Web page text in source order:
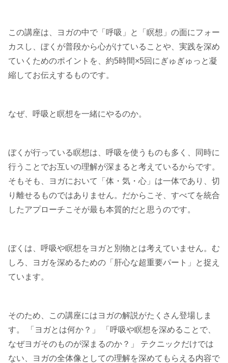
この講座は、ヨガの中で「呼吸」と「瞑想」の面にフォー
カスし、ぼくが普段から心がけていることや、実践を深め
ていくためのポイントを、約5時間×5回にぎゅぎゅっと凝
縮してお伝えするものです。
なぜ、呼吸と瞑想を一緒にやるのか。
ぼくが行っている瞑想は、呼吸を使うものも多く、同時に
行うことでお互いの理解が深まると考えているからです。
そもそも、ヨガにおいて「体・気・心」は一体であり、切
り離せるものではありません。だからこそ、すべてを統合
したアプローチこそが最も本質的だと思うのです。
ぼくは、呼吸や瞑想をヨガと別物とは考えていません。む
しろ、ヨガを深めるための「肝心な超重要パート」と捉え
ています。
そのため、この講座にはヨガの解説がたくさん登場しま
す。 「ヨガとは何か？」 「呼吸や瞑想を深めることで、
なぜヨガそのものが深まるのか？」 テクニックだけでは
ない、ヨガの全体像としての理解を深めてもらえる内容で